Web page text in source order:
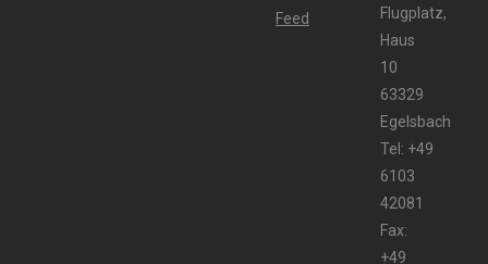
Flugplatz,
Haus
10
63329
Egelsbach
Tel: +49
6103
42081
Fax:
+49